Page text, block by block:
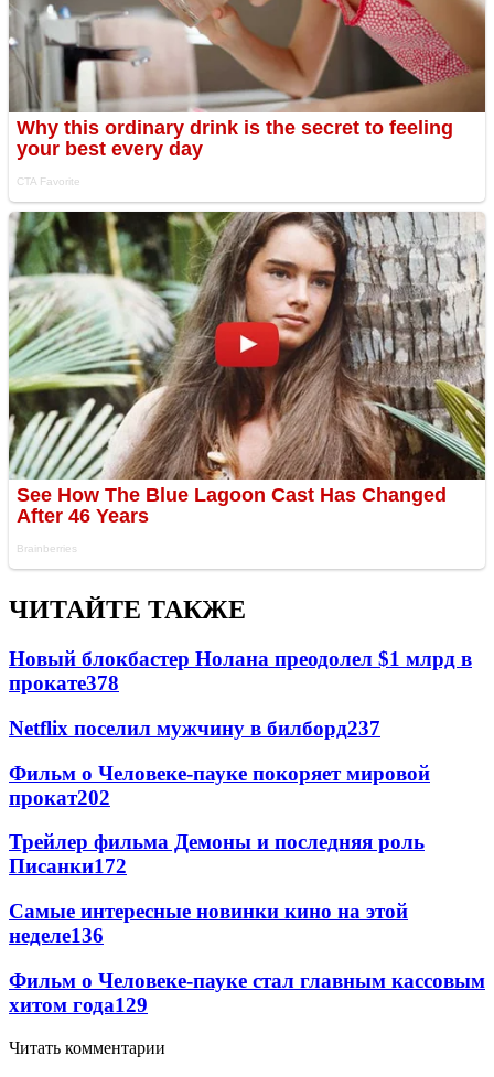
ЧИТАЙТЕ ТАКЖЕ
Новый блокбастер Нолана преодолел $1 млрд в
прокате378
Netflix поселил мужчину в билборд237
Фильм о Человеке-пауке покоряет мировой
прокат202
Трейлер фильма Демоны и последняя роль
Писанки172
Самые интересные новинки кино на этой
неделе136
Фильм о Человеке-пауке стал главным кассовым
хитом года129
Читать комментарии